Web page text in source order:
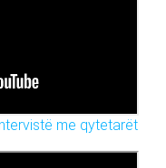
me qytetarët